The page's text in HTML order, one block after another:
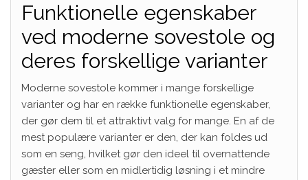
Funktionelle egenskaber
ved moderne sovestole og
deres forskellige varianter
Moderne sovestole kommer i mange forskellige
varianter og har en række funktionelle egenskaber,
der gør dem til et attraktivt valg for mange. En af de
mest populære varianter er den, der kan foldes ud
som en seng, hvilket gør den ideel til overnattende
gæster eller som en midlertidig løsning i et mindre